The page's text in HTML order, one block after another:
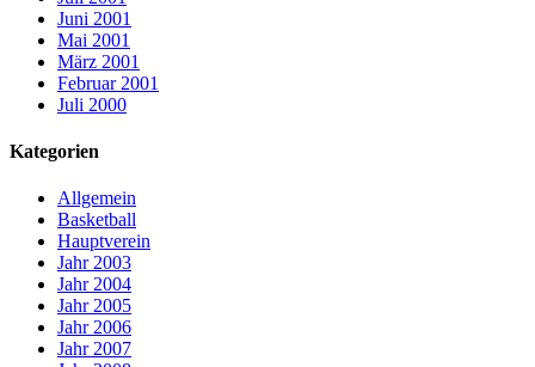
Juni 2001
Mai 2001
März 2001
Februar 2001
Juli 2000
Kategorien
Allgemein
Basketball
Hauptverein
Jahr 2003
Jahr 2004
Jahr 2005
Jahr 2006
Jahr 2007